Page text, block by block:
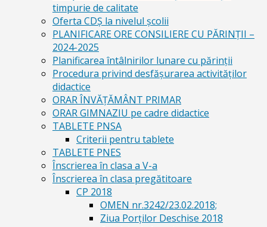
timpurie de calitate
Oferta CDŞ la nivelul şcolii
PLANIFICARE ORE CONSILIERE CU PĂRINȚII –
2024-2025
Planificarea întâlnirilor lunare cu părinții
Procedura privind desfășurarea activităților
didactice
ORAR ÎNVĂȚĂMÂNT PRIMAR
ORAR GIMNAZIU pe cadre didactice
TABLETE PNSA
Criterii pentru tablete
TABLETE PNES
Înscrierea în clasa a V-a
Înscrierea în clasa pregătitoare
CP 2018
OMEN nr.3242/23.02.2018;
Ziua Porților Deschise 2018